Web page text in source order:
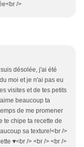
/>
désolée, j'ai été
moi et je n'ai pas eu
visites et de tes petits
beaucoup ta
de me promener
te chipe ta recette de
sa texture!<br />
♥<br /> <br /> <br />